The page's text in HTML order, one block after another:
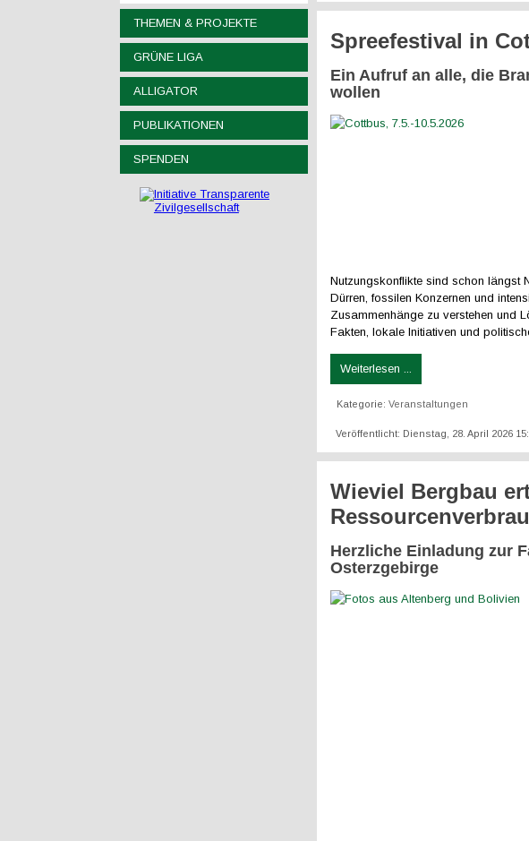
THEMEN & PROJEKTE
GRÜNE LIGA
ALLIGATOR
PUBLIKATIONEN
SPENDEN
Spreefestival in
Ein Aufruf an alle, die
wollen
Nutzungskonflikte sind schon längst
Dürren, fossilen Konzernen und
Zusammenhänge zu verstehen und
Fakten, lokale Initiativen und
Weiterlesen ...
Kategorie:Veranstaltungen
Veröffentlicht: Dienstag, 28. April 2026
Wieviel Bergbau
Herzliche Einladung zur
Osterzgebirge